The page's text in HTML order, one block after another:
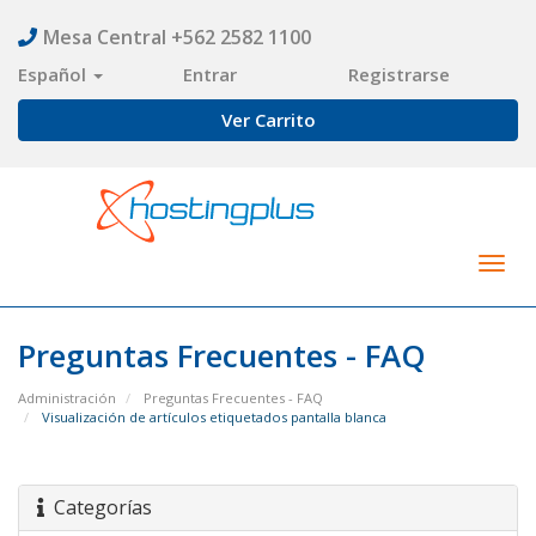
Mesa Central +562 2582 1100
Español Entrar
Registrarse
Ver Carrito
Preguntas Frecuentes - FAQ
Administración
Preguntas Frecuentes - FAQ
Visualización de artículos etiquetados pantalla blanca
Categorías